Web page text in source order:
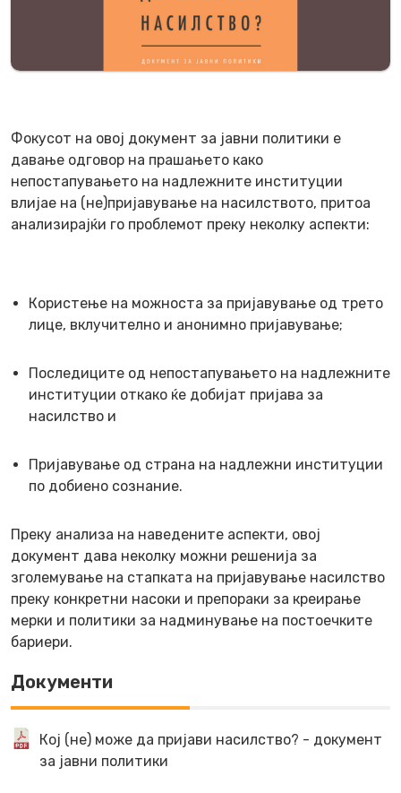
Фокусот на овој документ за јавни политики е
давање одговор на прашањето како
непостапувањето на надлежните институции
влијае на (не)пријавување на насилството, притоа
анализирајќи го проблемот преку неколку аспекти:
Користење на можноста за пријавување од трето
лице, вклучително и анонимно пријавување;
Последиците од непостапувањето на надлежните
институции откако ќе добијат пријава за
насилство и
Пријавување од страна на надлежни институции
по добиено сознание.
Преку анализа на наведените аспекти, овој
документ дава неколку можни решенија за
зголемување на стапката на пријавување насилство
преку конкретни насоки и препораки за креирање
мерки и политики за надминување на постоечките
бариери.
Документи
Кој (не) може да пријави насилство? - документ
за јавни политики